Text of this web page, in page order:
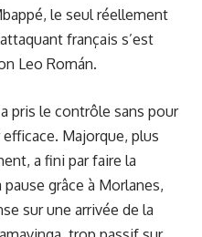
le seul réellement
français s’est
Leo Román.
pris le contrôle sans pour
Majorque, plus
a fini par faire la
grâce à Morlanes,
sur une arrivée de la